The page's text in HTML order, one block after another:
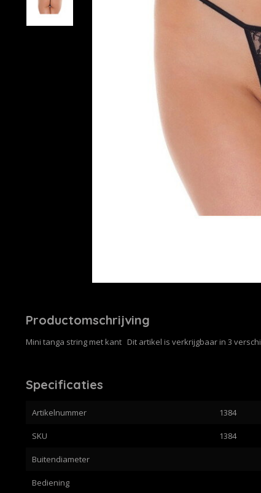
Productomschrijving
Mini tanga string met kant Dit artikel is verkrijgbaar in 3
Specificaties
Artikelnummer 1384
SKU 1384
Buitendiameter
Bediening